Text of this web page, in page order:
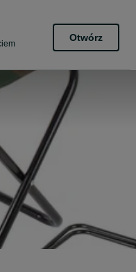
Otwórz